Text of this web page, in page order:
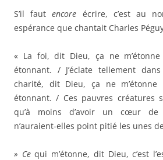
S’il fautencore écrire, c’est au
espérance que chantait Charles
« La foi, dit Dieu, ça ne
étonnant. / J’éclate tellement
charité, dit Dieu, ça ne m’étonne
étonnant. / Ces pauvres créatures
qu’à moins d’avoir un cœur
n’auraient-elles point pitié les unes
» Cequi m’étonne, dit Dieu, c’est